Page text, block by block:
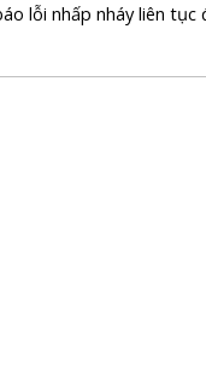
lỗi nhấp nháy liên tục